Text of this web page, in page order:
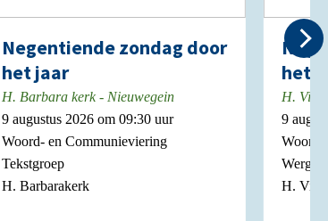
Negentiende zondag door
het jaar
H. Barbara kerk - Nieuwegein
9 augustus 2026 om 09:30 uur
Woord- en Communieviering
Tekstgroep
H. Barbarakerk
het
H.
9
Woord-
H.